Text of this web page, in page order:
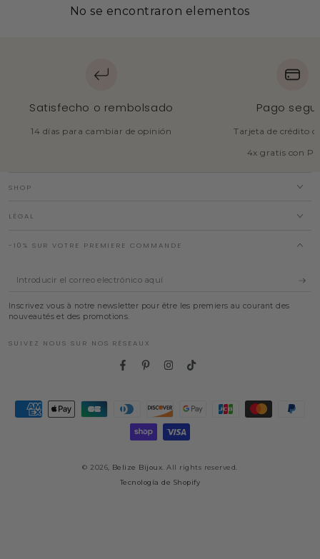
No se encontraron elementos
Satisfecho o rembolsado
14 días para cambiar de opinión
Pago
Tarjeta de crédito
4x gratis con
SHOP
LÉGAL
-10% SUR VOTRE PREMIERE COMMANDE
Introducir
correo
Inscrivez vous à notre newsletter pour être les premiers au courant des
nouveautés et des promotions.
SUIVEZ NOUS SUR NOS RÉSEAUX
FacebookPinterestInstagram
TikTok
© 2026, Belize Bijoux. All rights reserved.
Tecnología de Shopify
Métodos